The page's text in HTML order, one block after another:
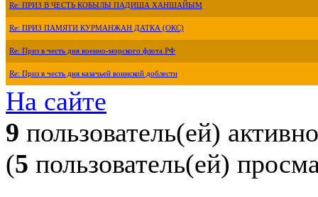
Re: ПРИЗ В ЧЕСТЬ КОБЫЛЫ ПАДИША ХАНШАЙЫМ
Re: ПРИЗ ПАМЯТИ КУРМАНЖАН ДАТКА (ОКС)
Re: Приз в честь дня военно-морского флота РФ
Re: Приз в честь дня казачьей воинской доблести
На сайте
9 пользователь(ей) активно
(5 пользователь(ей)